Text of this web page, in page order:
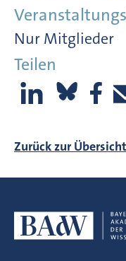
Nur Mitglieder
Teilen
Zurück zur Übersicht